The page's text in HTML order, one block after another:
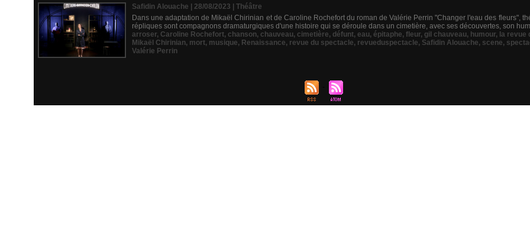
Safidin Alouache | 28/08/2023
Théâtre
Dans une adaptation de Mikaël Chirinian et de Caroline Rochefort du roman de Valérie Perrin "Changer l'eau des fleurs",
répliques sont compagnons dramaturgiques d'une histoire qui se déroule dans un cimetière, avec ses découvertes, son
arroser, Caroline Rochefort, chanson, chauveau, cimetière, défunt, eau, épitaphe, fleur, gil chauveau, humour, la revue
Mikaël Chirinian, mort, musique, Renaissance, revue du spectacle, revueduspectacle, Safidin Alouache, scene,
Valérie Perrin